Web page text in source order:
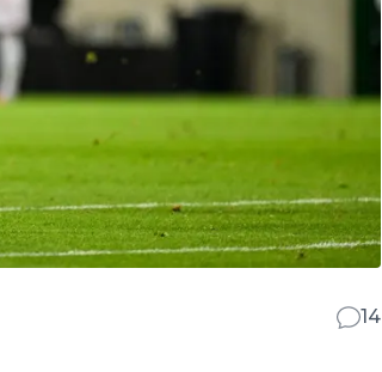
14